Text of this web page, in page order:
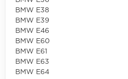
BMW E38
BMW E39
BMW E46
BMW E60
BMW E61
BMW E63
BMW E64